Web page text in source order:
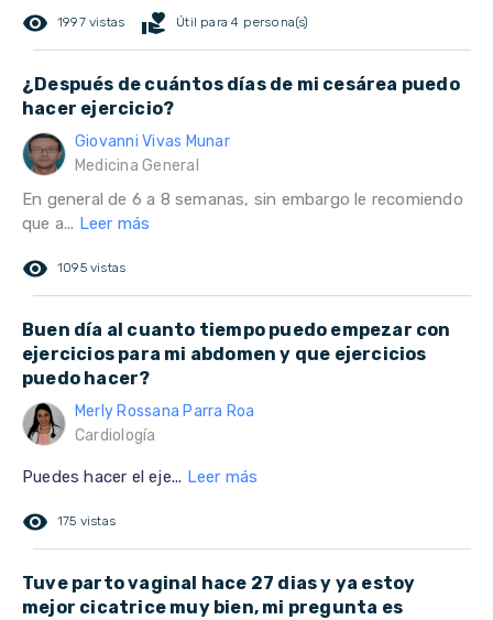
remove_red_eye 1997 vistas volunteer_activism Útil para 4 persona(s)
¿Después de cuántos días de mi cesárea puedo
hacer ejercicio?
Giovanni Vivas Munar
Medicina General
En general de 6 a 8 semanas, sin embargo le recomiendo
que a... Leer más
remove_red_eye 1095 vistas
Buen día al cuanto tiempo puedo empezar con
ejercicios para mi abdomen y que ejercicios
puedo hacer?
Merly Rossana Parra Roa
Cardiología
Puedes hacer el eje... Leer más
remove_red_eye 175 vistas
Tuve parto vaginal hace 27 dias y ya estoy
mejor cicatrice muy bien, mi pregunta es